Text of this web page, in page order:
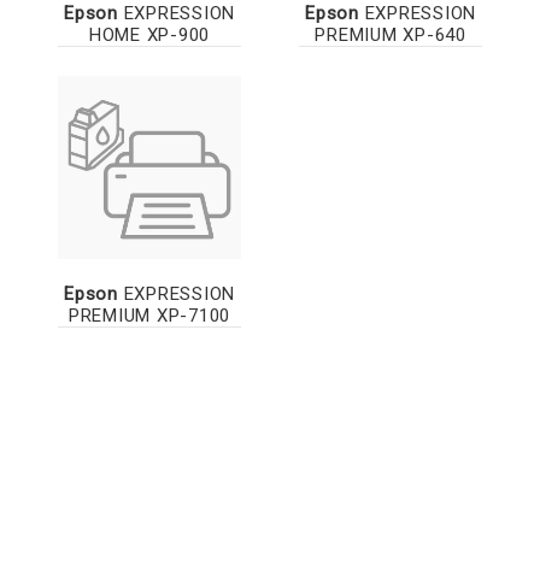
Epson EXPRESSION
HOME XP-900
Epson EXPRESSION
PREMIUM XP-640
Epson EXPRESSION
PREMIUM XP-7100